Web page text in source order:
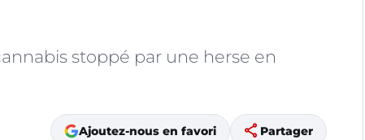
stoppé par une herse en
Ajoutez-nous en favori share Partager